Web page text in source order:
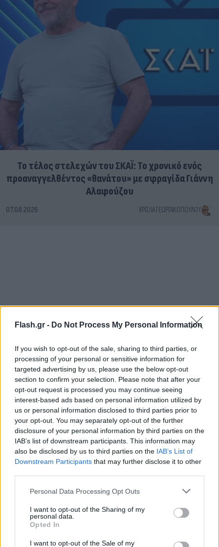
Flash.gr - Do Not Process My Personal Information
If you wish to opt-out of the sale, sharing to third parties, or
processing of your personal or sensitive information for
targeted advertising by us, please use the below opt-out
section to confirm your selection. Please note that after your
opt-out request is processed you may continue seeing
interest-based ads based on personal information utilized by
us or personal information disclosed to third parties prior to
your opt-out. You may separately opt-out of the further
disclosure of your personal information by third parties on the
IAB’s list of downstream participants. This information may
also be disclosed by us to third parties on the IAB’s List of
Downstream Participants that may further disclose it to other
Please note that this website/app uses one or more Google
not limited to your visit or usage behaviour. You may click to
grant or deny consent to Google and its third-party tags to
use your data for below specified purposes in below Google
consent section.
Personal Data Processing Opt Outs
I want to opt-out of the Sharing of my
personal data.
Opted In
I want to opt-out of the Sale of my
Το τέλος στελεχών του ΣΚΑΪ: Το χρονικό ενός
προαναγγελθέντος «θανάτου» με σφραγίδα Γιάννη
Αλαφούζου
07.08.2026 ΧΡΊΣΛΑ ΓΕΩΡΓΑΚΟΠΟΎΛΟΥ